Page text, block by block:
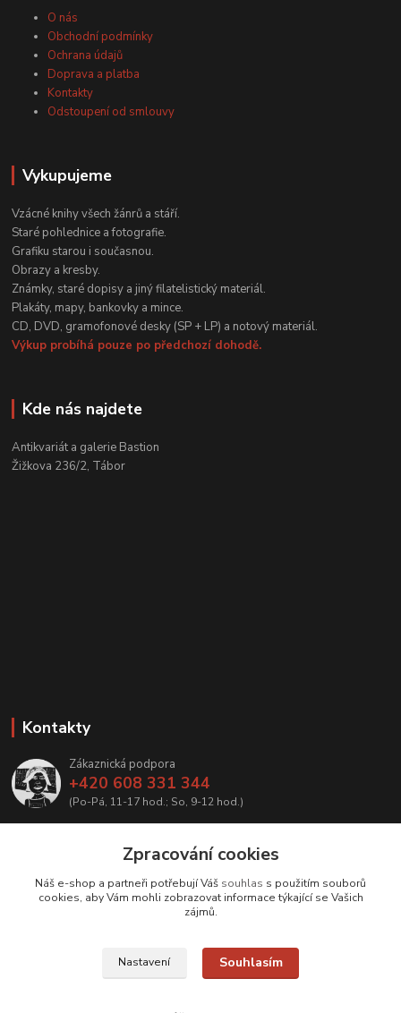
O nás
Obchodní podmínky
Ochrana údajů
Doprava a platba
Kontakty
Odstoupení od smlouvy
Vykupujeme
Vzácné knihy všech žánrů a stáří.
Staré pohlednice a fotografie.
Grafiku starou i současnou.
Obrazy a kresby.
Známky, staré dopisy a jiný filatelistický materiál.
Plakáty, mapy, bankovky a mince.
CD, DVD, gramofonové desky (SP + LP) a notový materiál.
Výkup probíhá pouze po předchozí dohodě.
Kde nás najdete
Antikvariát a galerie Bastion
Žižkova 236/2, Tábor
Kontakty
Zákaznická podpora
+420 608 331 344
(Po-Pá, 11-17 hod.; So, 9-12 hod.)
Upravit sběr cookies.
Zpracování cookies
Náš e-shop a partneři potřebují Váš souhlas s použitím souborů
cookies, aby Vám mohli zobrazovat informace týkající se Vašich
zájmů.
Nastavení Souhlasím